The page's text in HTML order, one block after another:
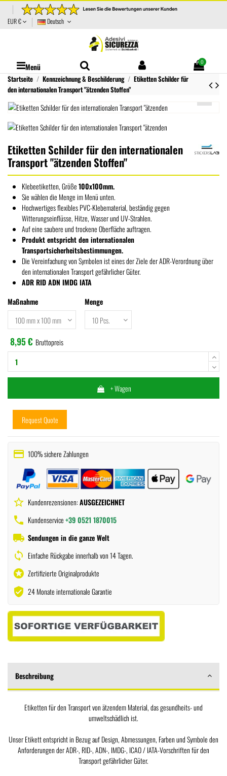
EUR € Deutsch
Menü 0
Startseite Kennzeichnung & Beschilderung
Etiketten Schilder für
den internationalen Transport "ätzenden Stoffen"
Etiketten Schilder für den internationalen
Transport "ätzenden Stoffen"
Klebeetiketten, Größe100x100mm.
Sie wählen die Menge im Menü unten.
Hochwertiges flexibles PVC-Klebematerial, beständig gegen
Witterungseinflüsse, Hitze, Wasser und UV-Strahlen.
Auf eine saubere und trockene Oberfläche auftragen.
Produkt entspricht den internationalen
Transportsicherheitsbestimmungen.
Die Vereinfachung von Symbolen ist eines der Ziele der ADR-Verordnung über
den internationalen Transport gefährlicher Güter.
ADR RID ADN IMDG IATA
Maßnahme
Menge
8,95 € Bruttopreis
+ Wagen
Request Quote
payment 100% sichere Zahlungen
star_border Kundenrezensionen:AUSGEZEICHNET
phone Kundenservice+39 0521 1870015
local_shipping Sendungen in die ganze Welt
sync Einfache Rückgabe innerhalb von 14 Tagen.
stars Zertifizierte Originalprodukte
verified_user 24 Monate internationale Garantie
Beschreibung
Etiketten für den Transport von ätzendem Material, das gesundheits- und
umweltschädlich ist.
Unser Etikett entspricht in Bezug auf Design, Abmessungen, Farben und Symbole den
Anforderungen der ADR-, RID-, ADN-, IMDG-, ICAO / IATA-Vorschriften für den
Transport gefährlicher Güter.